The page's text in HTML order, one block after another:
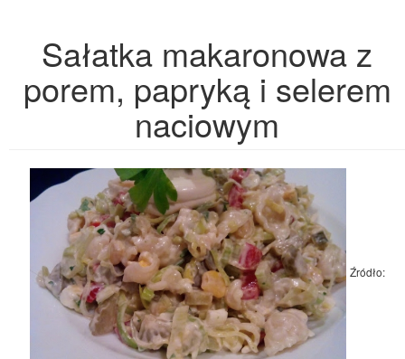
Sałatka makaronowa z
porem, papryką i selerem
naciowym
Źródło: